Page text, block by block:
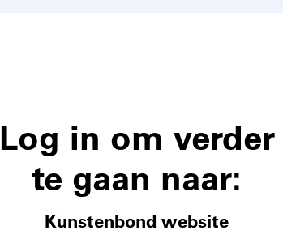
Log in om verder
te gaan naar:
Kunstenbond website